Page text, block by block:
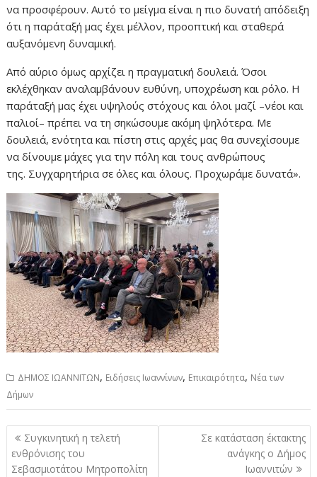
να προσφέρουν. Αυτό το μείγμα είναι η πιο δυνατή απόδειξη
ότι η παράταξή μας έχει μέλλον, προοπτική και σταθερά
αυξανόμενη δυναμική.
Από αύριο όμως αρχίζει η πραγματική δουλειά. Όσοι
εκλέχθηκαν αναλαμβάνουν ευθύνη, υποχρέωση και ρόλο. Η
παράταξή μας έχει υψηλούς στόχους και όλοι μαζί –νέοι και
παλιοί– πρέπει να τη σηκώσουμε ακόμη ψηλότερα. Με
δουλειά, ενότητα και πίστη στις αρχές μας θα συνεχίσουμε
να δίνουμε μάχες για την πόλη και τους ανθρώπους
της. Συγχαρητήρια σε όλες και όλους. Προχωράμε δυνατά».
ΔΗΜΟΣ ΙΩΑΝΝΙΤΩΝ, Ειδήσεις Ιωαννίνων, Επικαιρότητα, Νέα των
Δήμων
Πλοήγηση
άρθρων
Συγκινητική η τελετή
ενθρόνισης του
Σεβασμιοτάτου Μητροπολίτη
Σε κατάσταση έκτακτης
ανάγκης ο Δήμος
Ιωαννιτών